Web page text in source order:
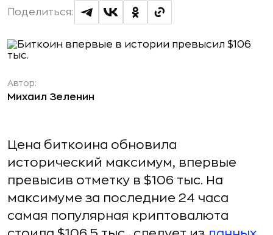
Поделиться:
Автор:
Михаил Зеленин
Цена биткоина обновила
исторический максимум, впервые
превысив отметку в $106 тыс. На
максимуме за последние 24 часа
самая популярная криптовалюта